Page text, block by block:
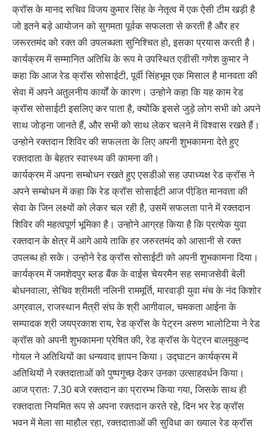
क्रॉस के मानद सचिव विजय कुमार सिंह के नेतृत्व में एक ऐसी टीम खड़ी है
जो इतने बड़े आयोजन को सुगमता पूर्वक सफलता से करती है और हर
जरूरतमंद को रक्त की उपलब्धता सुनिश्चित हो, इसका प्रयास करती है।
कार्यक्रम में सम्मानित अतिथि के रूप मे उपस्थित एडीसी गणेश कुमार ने
कहा कि आज रेड क्रॉस सोसाईटी, पूर्वी सिंहभूम एक मिसाल है मानवता की
सेवा में अपने अतुलनीय कार्यों के कारण। उन्होने कहा कि यह काम रेड
क्रॉस सोसाईटी इसलिए कर पाता है, क्योंकि इससे जुड़े लोग सभी को अपने
साथ जोड़ना जानते हैं, और सभी को साथ लेकर चलने में विश्वास रखते हैं।
उन्होने रक्तदान शिविर की सफलता के लिए अपनी शुभकामना देते हुए
रक्तदाता के बेहतर स्वास्थ्य की कामना की।
कार्यक्रम में अपना सम्बोधन रखते हुए एसडीओ सह उपाध्यक्ष रेड क्रॉस ने
अपने सम्बोधन में कहा कि रेड क्रॉस सोसाईटी आज पीडि़त मानवता की
सेवा के जिन लक्ष्यों को लेकर चल रही है, उसमें सफलता पाने में रक्तदान
शिविर की महत्वपूर्ण भूमिका है। उन्होने आग्रह किया है कि प्रत्येक युवा
रक्तदान के क्षेत्र में आगे आये ताकि हर जरुरतमंद को आसानी से रक्त
उपलब्ध हो सके। उन्होने रेड क्रॉस सोसाईटी को अपनी शुभकामना दिया।
कार्यक्रम में जमशेदपुर ब्लड बैंक के वाईस चेयरमैन सह समाजसेवी बेली
बोधनवाला, सेचिव श्रीमती नलिनी राममूर्ति, मारवाड़ी युवा मंच के नंद किशोर
अग्रवाल, राजस्थान मैत्री संघ के श्री आगीवाल, चमकता आईना के
सम्पादक श्री जयप्रकाश राय, रेड क्रॉस के पेट्रन अरुण भालोटिया ने रेड
क्रॉस को अपनी शुभकामना प्रेषित की, रेड क्रॉस के पेट्रन बालमुकुन्द
गोयल ने अतिथियों का धन्यवाद ज्ञापन किया। उद्घाटन कार्यक्रम में
अतिथियों ने रक्तदाताओं को पुष्पगुच्छ देकर उनका उत्साहवर्धन किया।
आज प्रातः 7.30 बजे रक्तदान का प्रारम्भ किया गया, जिसके साथ ही
रक्तदाता नियमित रूप से अपना रक्तदान करते रहे, दिन भर रेड क्रॉस
भवन में मेला सा माहौल रहा, रक्तदाताओं की सुविधा का ख्याल रेड क्रॉस